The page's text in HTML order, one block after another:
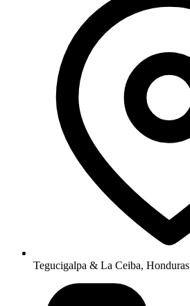
Tegucigalpa & La Ceiba, Honduras